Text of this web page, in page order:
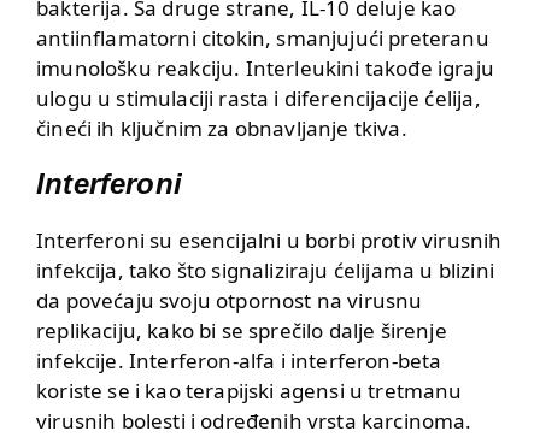
bakterija. Sa druge strane, IL-10 deluje kao
antiinflamatorni citokin, smanjujući preteranu
imunološku reakciju. Interleukini takođe igraju
ulogu u stimulaciji rasta i diferencijacije ćelija,
čineći ih ključnim za obnavljanje tkiva.
Interferoni
Interferoni su esencijalni u borbi protiv virusnih
infekcija, tako što signaliziraju ćelijama u blizini
da povećaju svoju otpornost na virusnu
replikaciju, kako bi se sprečilo dalje širenje
infekcije. Interferon-alfa i interferon-beta
koriste se i kao terapijski agensi u tretmanu
virusnih bolesti i određenih vrsta karcinoma.